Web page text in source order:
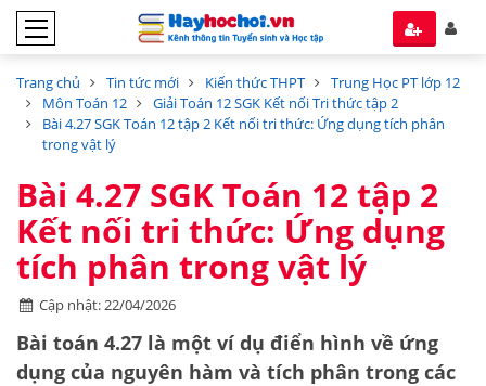
Trang chủ Tin tức mới Kiến thức THPT
Trung Học PT lớp 12
Môn Toán 12
Giải Toán 12 SGK Kết nối Tri thức tập 2
Bài 4.27 SGK Toán 12 tập 2 Kết nối tri thức: Ứng dụng tích phân
trong vật lý
Bài 4.27 SGK Toán 12 tập 2
Kết nối tri thức: Ứng dụng
tích phân trong vật lý
Cập nhật: 22/04/2026
Bài toán 4.27 là một ví dụ điển hình về ứng
dụng của nguyên hàm và tích phân trong các